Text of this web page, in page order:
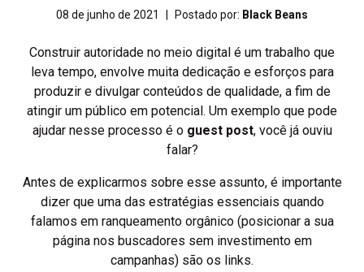
08 de junho de 2021 Postado por: Black Beans
Construir autoridade no meio digital é um trabalho que
leva tempo, envolve muita dedicação e esforços para
produzir e divulgar conteúdos de qualidade, a fim de
atingir um público em potencial. Um exemplo que pode
ajudar nesse processo é o guest post, você já ouviu
falar?
Antes de explicarmos sobre esse assunto, é importante
dizer que uma das estratégias essenciais quando
falamos em ranqueamento orgânico (posicionar a sua
página nos buscadores sem investimento em
campanhas) são os links.